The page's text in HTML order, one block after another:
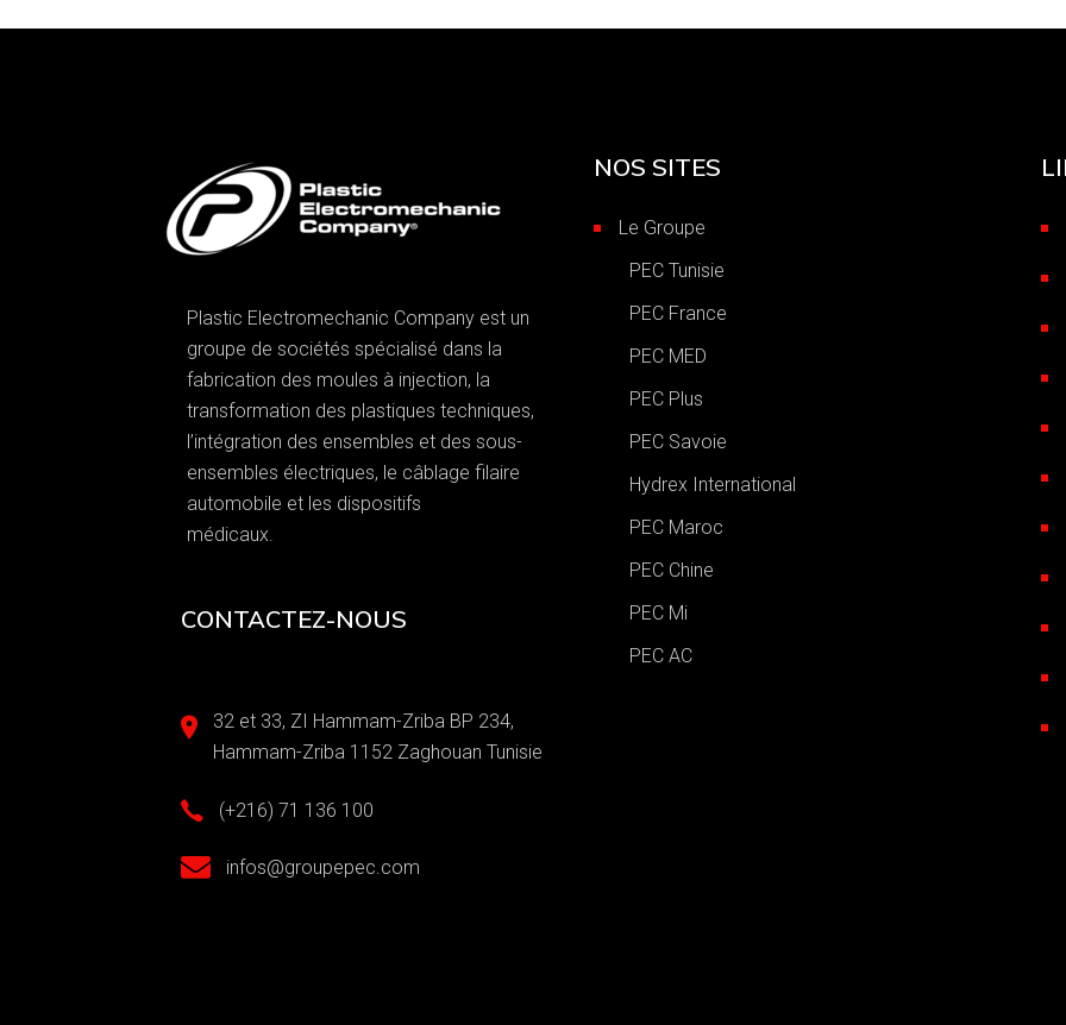
Plastic Electromechanic Company est un
groupe de sociétés spécialisé dans la
fabrication des moules à injection, la
transformation des plastiques techniques,
l’intégration des ensembles et des sous-
ensembles électriques, le câblage filaire
automobile et les dispositifs
médicaux.
CONTACTEZ-NOUS
32 et 33, ZI Hammam-Zriba BP 234,
Hammam-Zriba 1152 Zaghouan Tunisie
(+216) 71 136 100
infos@groupepec.com
NOS SITES
Le Groupe
PEC Tunisie
PEC France
PEC MED
PEC Plus
PEC Savoie
Hydrex International
PEC Maroc
PEC Chine
PEC Mi
PEC AC